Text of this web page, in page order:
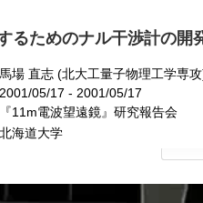
るためのナル干渉計の開
馬場 直志 (北大工量子物理工学専
2001/05/17 - 2001/05/17
『11m電波望遠鏡』研究報告会
北海道大学